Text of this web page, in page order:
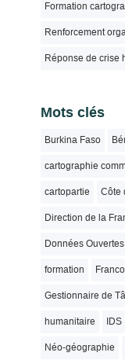
Formation
Renforcement
Réponse de crise
Mots clés
Burkina Faso
cartographie
cartopartie Côte
Direction de la
Données Ouvertes
formation
Gestionnaire de
humanitaire IDS
Néo-géographie